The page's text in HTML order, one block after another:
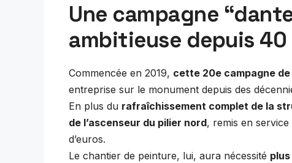
Une campagne
ambitieuse depuis 40
Commencée en 2019, cette 20e campagne
entreprise sur le monument depuis des
En plus du rafraîchissement complet de la
de l’ascenseur du pilier nord, remis en
d’euros.
Le chantier de peinture, lui, aura nécessité